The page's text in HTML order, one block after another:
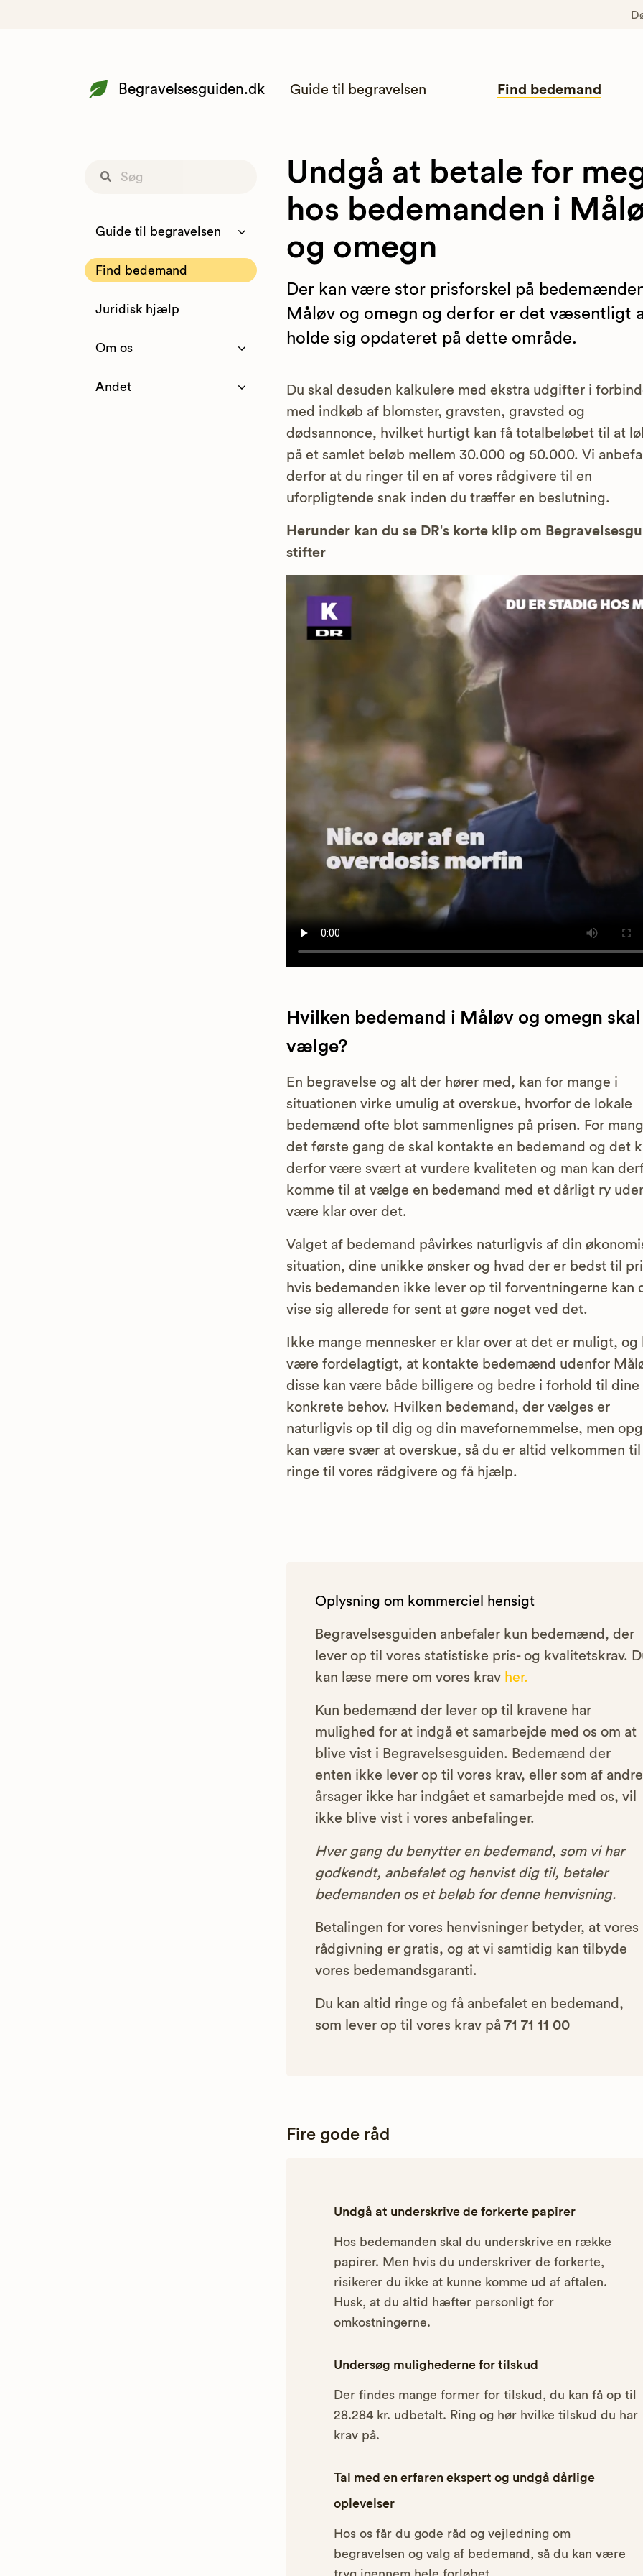
Begravelsesguiden.dk Guide til begravelsen Find bedemand
Guide til begravelsen
Find bedemand
Juridisk hjælp
Om os
Andet
Undgå at betale for
hos bedemanden i
og omegn
Der kan være stor prisforskel på
Måløv og omegn og derfor er det væsentligt
holde sig opdateret på dette område.
Du skal desuden kalkulere med ekstra udgifter i
med indkøb af blomster, gravsten, gravsted og
dødsannonce, hvilket hurtigt kan få totalbeløbet til at
på et samlet beløb mellem 30.000 og 50.000. Vi
derfor at du ringer til en af vores rådgivere til en
uforpligtende snak inden du træffer en beslutning.
Herunder kan du se DR’s korte klip om
stifter
Hvilken bedemand i Måløv og omegn
vælge?
En begravelse og alt der hører med, kan for mange i
situationen virke umulig at overskue, hvorfor de lokale
bedemænd ofte blot sammenlignes på prisen. For
det første gang de skal kontakte en bedemand og det
derfor være svært at vurdere kvaliteten og man kan
komme til at vælge en bedemand med et dårligt ry
være klar over det.
Valget af bedemand påvirkes naturligvis af din
situation, dine unikke ønsker og hvad der er bedst til
hvis bedemanden ikke lever op til forventningerne kan
vise sig allerede for sent at gøre noget ved det.
Ikke mange mennesker er klar over at det er muligt, og
være fordelagtigt, at kontakte bedemænd udenfor
disse kan være både billigere og bedre i forhold til dine
konkrete behov. Hvilken bedemand, der vælges er
naturligvis op til dig og din mavefornemmelse, men
kan være svær at overskue, så du er altid velkommen til
ringe til vores rådgivere og få hjælp.
Oplysning om kommerciel hensigt
Begravelsesguiden anbefaler kun bedemænd, der
lever op til vores statistiske pris- og kvalitetskrav.
kan læse mere om vores krav her.
Kun bedemænd der lever op til kravene har
mulighed for at indgå et samarbejde med os om at
blive vist i Begravelsesguiden. Bedemænd der
enten ikke lever op til vores krav, eller som af andre
årsager ikke har indgået et samarbejde med os, vil
ikke blive vist i vores anbefalinger.
Hver gang du benytter en bedemand, som vi har
godkendt, anbefalet og henvist dig til, betaler
bedemanden os et beløb for denne henvisning.
Betalingen for vores henvisninger betyder, at vores
rådgivning er gratis, og at vi samtidig kan tilbyde
vores bedemandsgaranti.
Du kan altid ringe og få anbefalet en bedemand,
som lever op til vores krav på 71 71 11 00
Fire gode råd
Undgå at underskrive de forkerte papirer
Hos bedemanden skal du underskrive en række
papirer. Men hvis du underskriver de forkerte,
risikerer du ikke at kunne komme ud af aftalen.
Husk, at du altid hæfter personligt for
omkostningerne.
Undersøg mulighederne for tilskud
Der findes mange former for tilskud, du kan få op til
28.284 kr. udbetalt. Ring og hør hvilke tilskud du har
krav på.
Tal med en erfaren ekspert og undgå dårlige
oplevelser
Hos os får du gode råd og vejledning om
begravelsen og valg af bedemand, så du kan være